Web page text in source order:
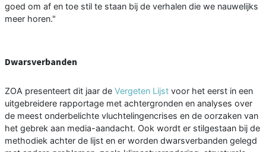
goed om af en toe stil te staan bij de verhalen die we nauwelijks
meer horen."
Dwarsverbanden
ZOA presenteert dit jaar de Vergeten Lijst voor het eerst in een
uitgebreidere rapportage met achtergronden en analyses over
de meest onderbelichte vluchtelingencrises en de oorzaken van
het gebrek aan media-aandacht. Ook wordt er stilgestaan bij de
methodiek achter de lijst en er worden dwarsverbanden gelegd